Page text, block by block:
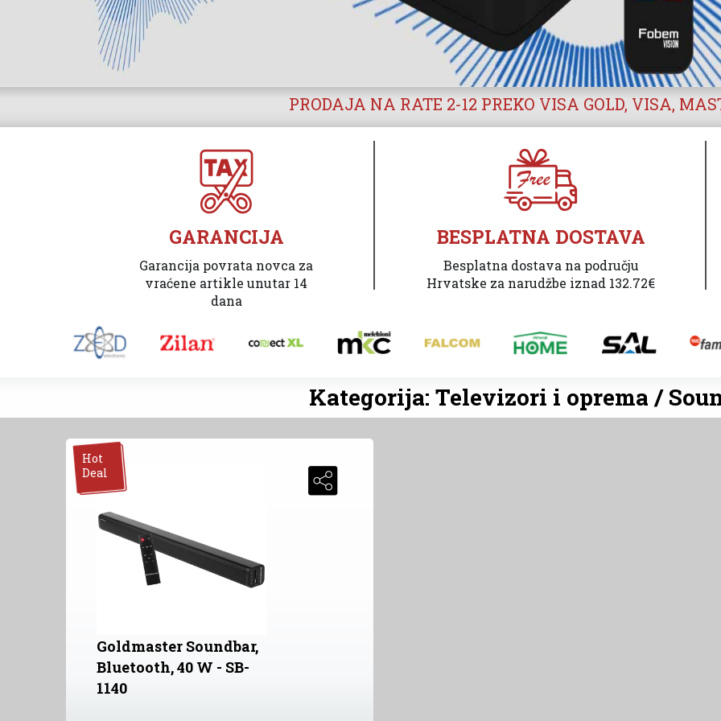
PRODAJA NA RATE 2-12 PREKO VISA GOLD, VISA,
GARANCIJA
Garancija povrata novca za
vraćene artikle unutar 14
dana
BESPLATNA DOSTAVA
Besplatna dostava na području
Hrvatske za narudžbe iznad 132.72€
Kategorija: Televizori i oprema /
Hot
Deal
Goldmaster Soundbar,
Bluetooth, 40 W - SB-
1140